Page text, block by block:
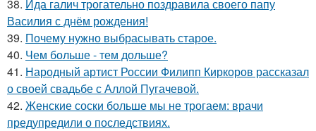
38. Ида галич трогательно поздравила своего папу
Василия с днём рождения!
39. Почему нужно выбрасывать старое.
40. Чем больше - тем дольше?
41. Народный артист России Филипп Киркоров рассказал
о своей свадьбе с Аллой Пугачевой.
42. Женские соски больше мы не трогаем: врачи
предупредили о последствиях.